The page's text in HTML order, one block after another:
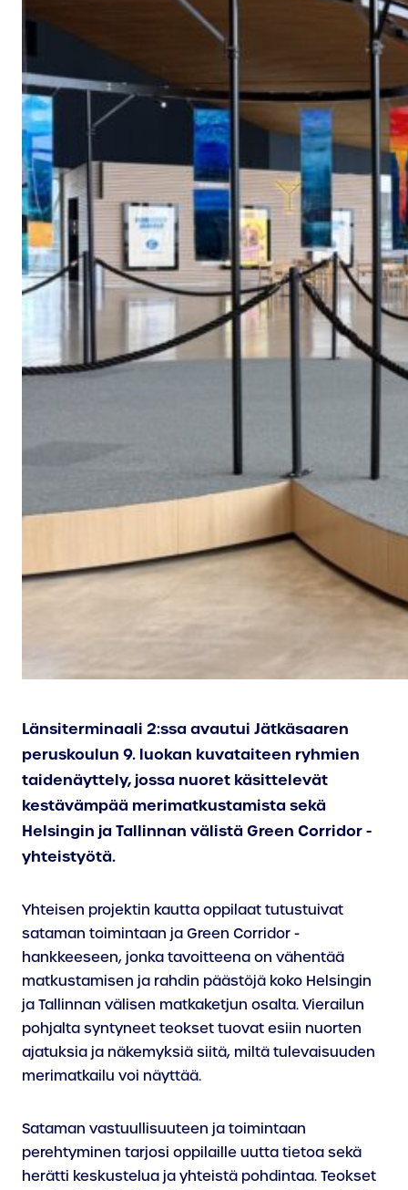
Länsiterminaali 2:ssa avautui Jätkäsaaren
peruskoulun 9. luokan kuvataiteen ryhmien
taidenäyttely, jossa nuoret käsittelevät
kestävämpää merimatkustamista sekä
Helsingin ja Tallinnan välistä Green Corridor -
yhteistyötä.
Yhteisen projektin kautta oppilaat tutustuivat
sataman toimintaan ja Green Corridor -
hankkeeseen, jonka tavoitteena on vähentää
matkustamisen ja rahdin päästöjä koko Helsingin
ja Tallinnan välisen matkaketjun osalta. Vierailun
pohjalta syntyneet teokset tuovat esiin nuorten
ajatuksia ja näkemyksiä siitä, miltä tulevaisuuden
merimatkailu voi näyttää.
Sataman vastuullisuuteen ja toimintaan
perehtyminen tarjosi oppilaille uutta tietoa sekä
herätti keskustelua ja yhteistä pohdintaa. Teokset